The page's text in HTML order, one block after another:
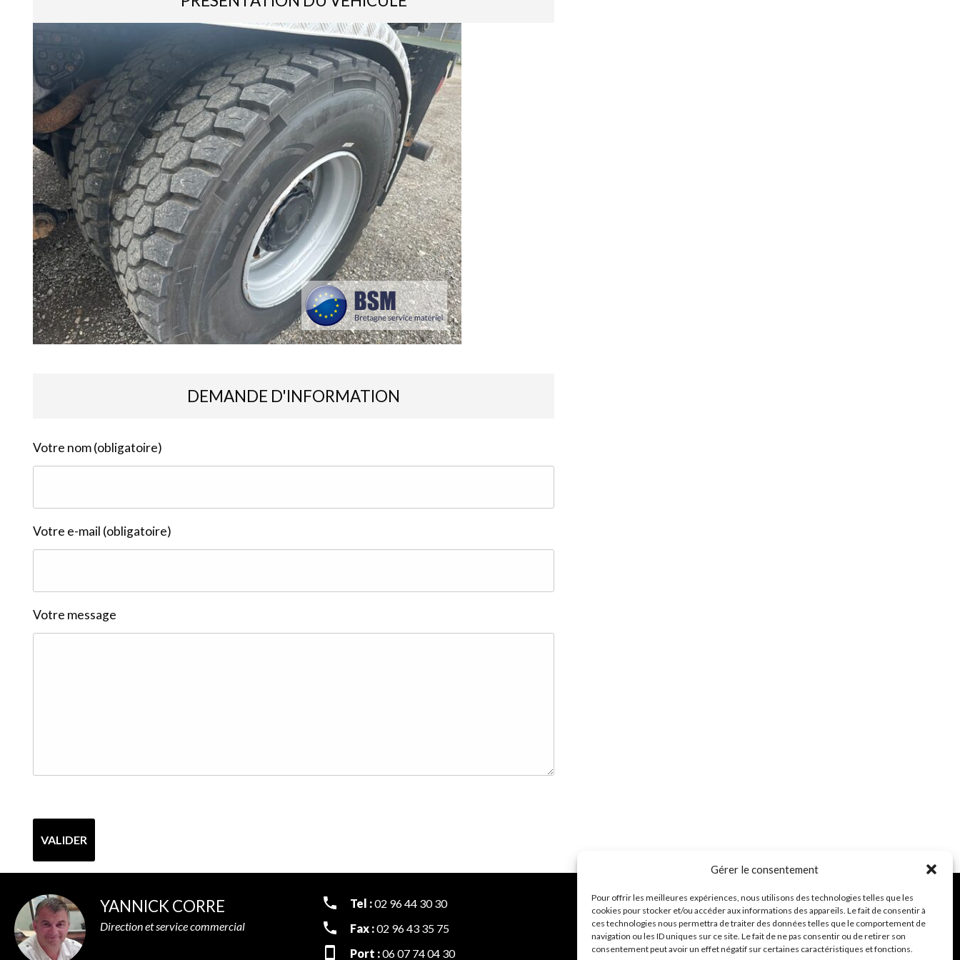
Gérer le consentement
Pour offrir les meilleures expériences, nous utilisons des technologies telles que les
cookies pour stocker et/ou accéder aux informations des appareils. Le fait de consentir à
ces technologies nous permettra de traiter des données telles que le comportement de
navigation ou les ID uniques sur ce site. Le fait de ne pas consentir ou de retirer son
consentement peut avoir un effet négatif sur certaines caractéristiques et fonctions.
DEMANDE D'INFORMATION
Votre nom (obligatoire)
Votre e-mail (obligatoire)
Votre message
YANNICK CORRE
Direction et service commercial
Tel :02 96 44 30 30
Fax :02 96 43 35 75
Port :06 07 74 04 30
2 route du Foz 22810 BELLE ISLE EN TERRE